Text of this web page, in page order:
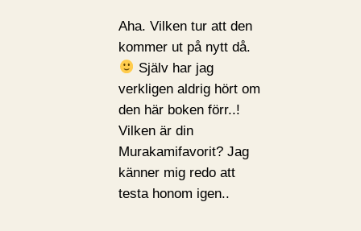
Aha. Vilken tur att den
kommer ut på nytt då.
Själv har jag
verkligen aldrig hört om
den här boken förr..!
Vilken är din
Murakamifavorit? Jag
känner mig redo att
testa honom igen..